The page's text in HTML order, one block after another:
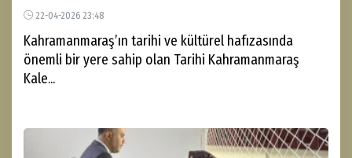
22-04-2026 23:48
Kahramanmaraş’ın tarihi ve kültürel hafızasında
önemli bir yere sahip olan Tarihi Kahramanmaraş
Kale...